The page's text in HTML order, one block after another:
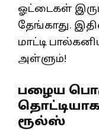
ஓட்டைகள்
தேங்காது.
மாட்டி
அள்ளும்!
பழைய
ரூல்ஸ்